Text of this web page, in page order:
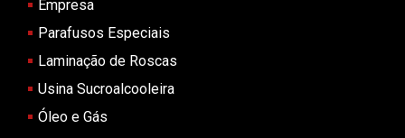
Empresa
Parafusos Especiais
Laminação de Roscas
Usina Sucroalcooleira
Óleo e Gás